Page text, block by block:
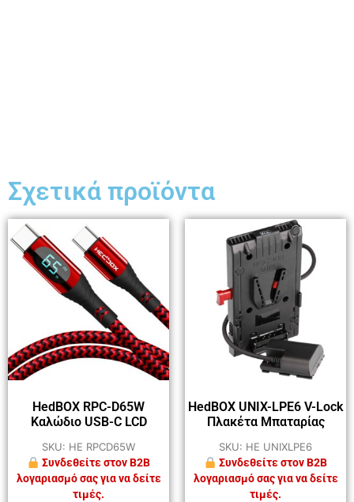
Σχετικά προϊόντα
HedBOX RPC-D65W
Καλώδιο USB-C LCD
SKU: HE RPCD65W
Συνδεθείτε στον B2B
λογαριασμό σας για να δείτε
τιμές.
HedBOX UNIX-LPE6 V-Lock
Πλακέτα Μπαταρίας
SKU: HE UNIXLPE6
Συνδεθείτε στον B2B
λογαριασμό σας για να δείτε
τιμές.